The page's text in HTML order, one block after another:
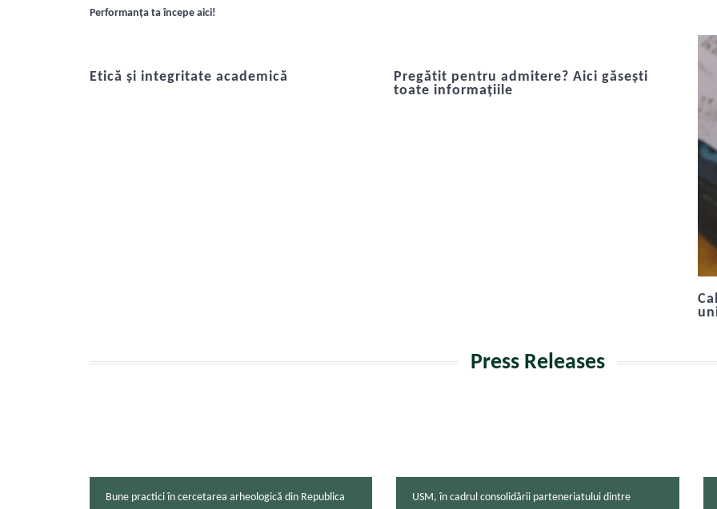
Performanța ta începe aici!
Etică și integritate academică
Pregătit pentru admitere? Aici găsești
toate informațiile
Press Releases
Bune practici în cercetarea arheologică din Republica
USM, în cadrul consolidării parteneriatului dintre